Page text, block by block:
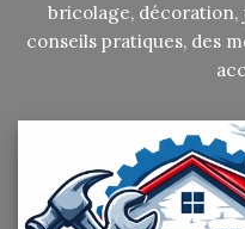
bricolage, décoration,
conseils pratiques, des